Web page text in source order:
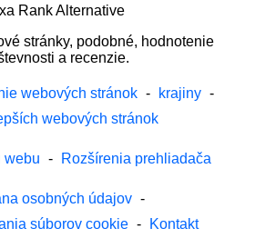
Rank Alternative
stránky, podobné, hodnotenie
a recenzie.
webových stránok - krajiny -
webových stránok
webu - Rozšírenia prehliadača
osobných údajov -
súborov cookie - Kontakt